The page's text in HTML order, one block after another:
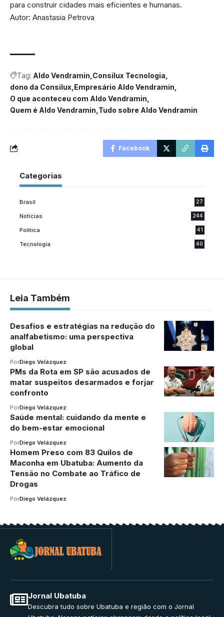
para construir cidades mais eficientes e humanas.
Autor: Anastasia Petrova
Tag: Aldo Vendramin Consilux Tecnologia
dono da Consilux Empresário Aldo Vendramin
O que aconteceu com Aldo Vendramin
Quem é Aldo Vendramin Tudo sobre Aldo Vendramin
Facebook
Categorias
Brasil 27
Noticias 244
Politica 41
Tecnologia 40
Leia Também
Desafios e estratégias na redução do
analfabetismo: uma perspectiva
global
PorDiego Velázquez
PMs da Rota em SP são acusados de
matar suspeitos desarmados e forjar
confronto
PorDiego Velázquez
Saúde mental: cuidando da mente e
do bem-estar emocional
PorDiego Velázquez
Homem Preso com 83 Quilos de
Maconha em Ubatuba: Aumento da
Tensão no Combate ao Tráfico de
Drogas
PorDiego Velázquez
Jornal Ubatuba
Descubra tudo sobre Ubatuba e região com o Jornal